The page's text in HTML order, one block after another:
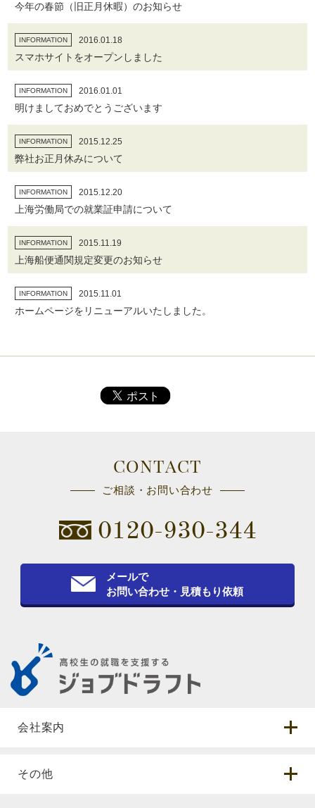
今年の春節（旧正月休暇）のお知らせ
INFORMATION 2016.01.18
スマホサイトをオープンしました
INFORMATION 2016.01.01
明けましておめでとうございます
INFORMATION 2015.12.25
弊社お正月休みについて
INFORMATION 2015.12.20
上海労働局での就業証申請について
INFORMATION 2015.11.19
上海船便通関規定変更のお知らせ
INFORMATION 2015.11.01
ホームページをリニューアルいたしました。
CONTACT
ご相談・お問い合わせ
0120-930-344
メールで
お問い合わせ・見積もり依頼
会社案内
その他